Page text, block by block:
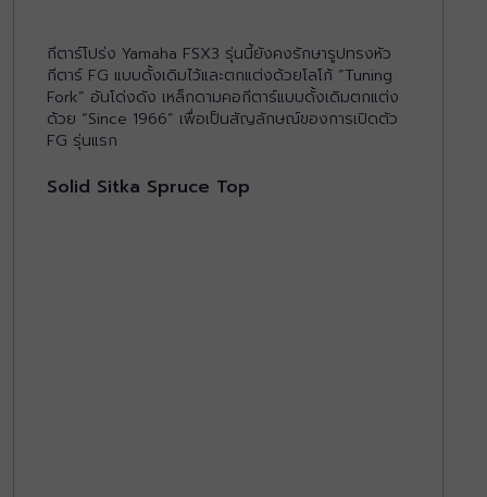
กีตาร์โปร่ง Yamaha FSX3 รุ่นนี้ยังคงรักษารูปทรงหัว
กีตาร์ FG แบบดั้งเดิมไว้และตกแต่งด้วยโลโก้ “Tuning
Fork” อันโด่งดัง เหล็กดามคอกีตาร์แบบดั้งเดิมตกแต่ง
ด้วย “Since 1966” เพื่อเป็นสัญลักษณ์ของการเปิดตัว
FG รุ่นแรก
Solid Sitka Spruce Top